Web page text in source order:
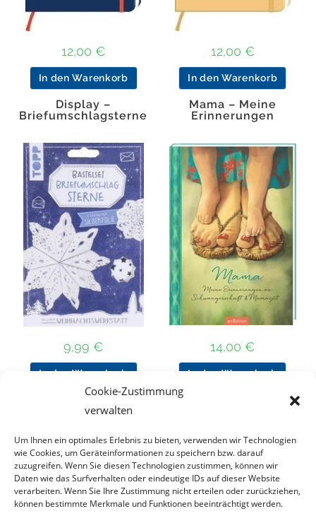
Cookie-Zustimmung
verwalten
Um Ihnen ein optimales Erlebnis zu bieten, verwenden wir Technologien
wie Cookies, um Geräteinformationen zu speichern bzw. darauf
zuzugreifen. Wenn Sie diesen Technologien zustimmen, können wir
Daten wie das Surfverhalten oder eindeutige IDs auf dieser Website
verarbeiten. Wenn Sie Ihre Zustimmung nicht erteilen oder zurückziehen,
können bestimmte Merkmale und Funktionen beeinträchtigt werden.
12,00 €
In den Warenkorb
12,00 €
In den Warenkorb
Display –
Briefumschlagsterne
9,99 €
In den Warenkorb
Mama – Meine
Erinnerungen
14,00 €
In den Warenkorb
Nach Preis filtern
Kategorie
auswählen